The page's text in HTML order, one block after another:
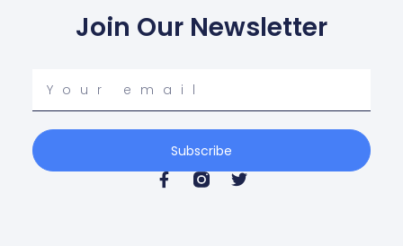
Join Our Newsletter
email
Subscribe
F
a
T